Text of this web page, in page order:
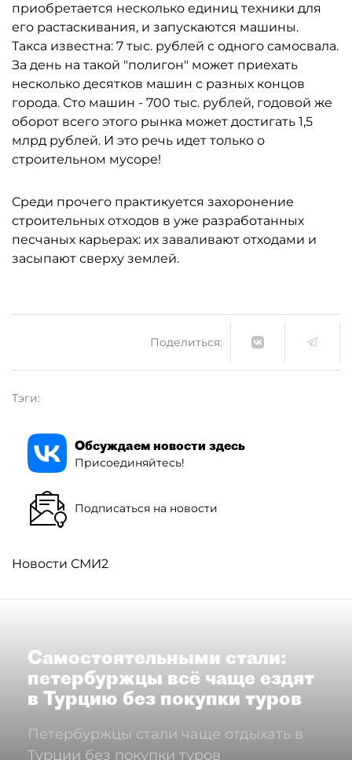
приобретается несколько единиц техники для
его растаскивания, и запускаются машины.
Такса известна: 7 тыс. рублей с одного самосвала.
За день на такой "полигон" может приехать
несколько десятков машин с разных концов
города. Сто машин - 700 тыс. рублей, годовой же
оборот всего этого рынка может достигать 1,5
млрд рублей. И это речь идет только о
строительном мусоре!
Среди прочего практикуется захоронение
строительных отходов в уже разработанных
песчаных карьерах: их заваливают отходами и
засыпают сверху землей.
Поделиться:
Тэги:
Обсуждаем новости здесь
Присоединяйтесь!
Подписаться на новости
Новости СМИ2
Самостоятельными стали:
петербуржцы всё чаще ездят
в Турцию без покупки туров
Петербуржцы стали чаще отдыхать в
Турции без покупки туров